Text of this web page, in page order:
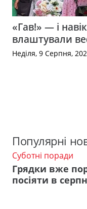
«Гав!» — і
влаштували
Неділя, 9 Серпня,
Популярні
Суботні поради
Грядки вже
посіяти в